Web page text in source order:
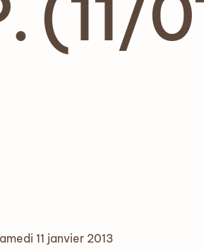
11 janvier 2013